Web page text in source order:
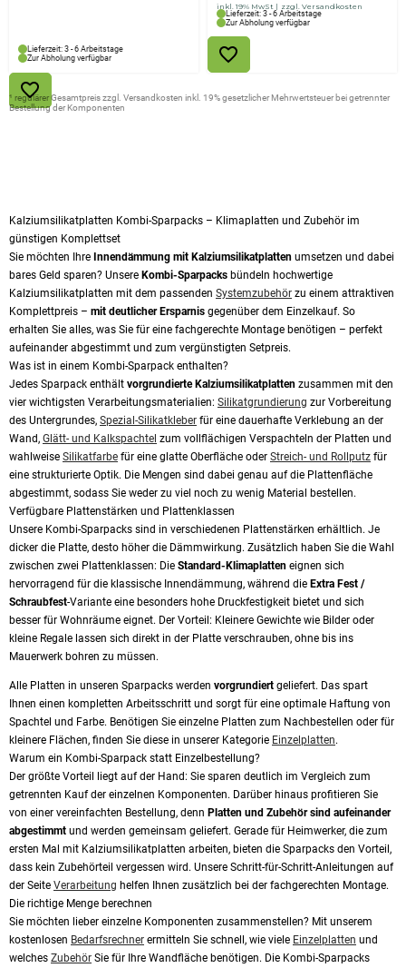
Lieferzeit: 3 - 6 Arbeitstage
Zur Abholung verfügbar
inkl. 19% MwSt zzgl. Versandkosten
Lieferzeit: 3 - 6 Arbeitstage
Zur Abholung verfügbar
¹ regulärer Gesamtpreis zzgl. Versandkosten inkl. 19% gesetzlicher Mehrwertsteuer bei getrennter
Bestellung der Komponenten
Kalziumsilikatplatten Kombi-Sparpacks – Klimaplatten und Zubehör im
günstigen Komplettset
Sie möchten Ihre Innendämmung mit Kalziumsilikatplatten umsetzen und dabei
bares Geld sparen? Unsere Kombi-Sparpacks bündeln hochwertige
Kalziumsilikatplatten mit dem passenden Systemzubehör zu einem attraktiven
Komplettpreis – mit deutlicher Ersparnis gegenüber dem Einzelkauf. So
erhalten Sie alles, was Sie für eine fachgerechte Montage benötigen – perfekt
aufeinander abgestimmt und zum vergünstigten Setpreis.
Was ist in einem Kombi-Sparpack enthalten?
Jedes Sparpack enthält vorgrundierte Kalziumsilikatplatten zusammen mit den
vier wichtigsten Verarbeitungsmaterialien: Silikatgrundierung zur Vorbereitung
des Untergrundes, Spezial-Silikatkleber für eine dauerhafte Verklebung an der
Wand, Glätt- und Kalkspachtel zum vollflächigen Verspachteln der Platten und
wahlweise Silikatfarbe für eine glatte Oberfläche oder Streich- und Rollputz für
eine strukturierte Optik. Die Mengen sind dabei genau auf die Plattenfläche
abgestimmt, sodass Sie weder zu viel noch zu wenig Material bestellen.
Verfügbare Plattenstärken und Plattenklassen
Unsere Kombi-Sparpacks sind in verschiedenen Plattenstärken erhältlich. Je
dicker die Platte, desto höher die Dämmwirkung. Zusätzlich haben Sie die Wahl
zwischen zwei Plattenklassen: Die Standard-Klimaplatten eignen sich
hervorragend für die klassische Innendämmung, während die Extra Fest /
Schraubfest-Variante eine besonders hohe Druckfestigkeit bietet und sich
besser für Wohnräume eignet. Der Vorteil: Kleinere Gewichte wie Bilder oder
kleine Regale lassen sich direkt in der Platte verschrauben, ohne bis ins
Mauerwerk bohren zu müssen.
Alle Platten in unseren Sparpacks werden vorgrundiert geliefert. Das spart
Ihnen einen kompletten Arbeitsschritt und sorgt für eine optimale Haftung von
Spachtel und Farbe. Benötigen Sie einzelne Platten zum Nachbestellen oder für
kleinere Flächen, finden Sie diese in unserer Kategorie Einzelplatten.
Warum ein Kombi-Sparpack statt Einzelbestellung?
Der größte Vorteil liegt auf der Hand: Sie sparen deutlich im Vergleich zum
getrennten Kauf der einzelnen Komponenten. Darüber hinaus profitieren Sie
von einer vereinfachten Bestellung, denn Platten und Zubehör sind aufeinander
abgestimmt und werden gemeinsam geliefert. Gerade für Heimwerker, die zum
ersten Mal mit Kalziumsilikatplatten arbeiten, bieten die Sparpacks den Vorteil,
dass kein Zubehörteil vergessen wird. Unsere Schritt-für-Schritt-Anleitungen auf
der Seite Verarbeitung helfen Ihnen zusätzlich bei der fachgerechten Montage.
Die richtige Menge berechnen
Sie möchten lieber einzelne Komponenten zusammenstellen? Mit unserem
kostenlosen Bedarfsrechner ermitteln Sie schnell, wie viele Einzelplatten und
welches Zubehör Sie für Ihre Wandfläche benötigen. Die Kombi-Sparpacks